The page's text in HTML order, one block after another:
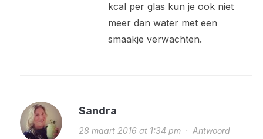
kcal per glas kun je ook niet
meer dan water met een
smaakje verwachten.
Sandra
28 maart 2016 at 1:34 pm· Antwoord